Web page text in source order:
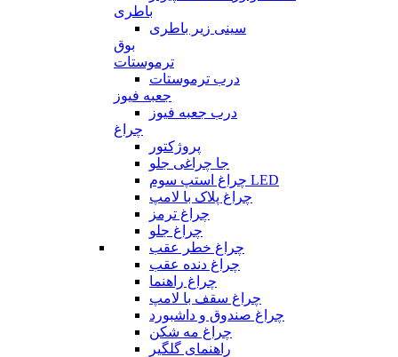
باطری
سینی زیر باطری
بوق
ترموستات
درب ترموستات
جعبه فیوز
درب جعبه فیوز
چراغ
پروژکتور
جا چراغی جلو
چراغ استپ سوم LED
چراغ پلاک با لامپ
چراغ ترمز
چراغ جلو
چراغ خطر عقب
چراغ دنده عقب
چراغ راهنما
چراغ سقف با لامپ
چراغ صندوق و داشبورد
چراغ مه شکن
راهنمای گلگیر